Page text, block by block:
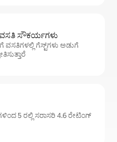
ವಸತಿ ಸೌಕರ್ಯಗಳು
ಗೆಸ್ಟ್‌ಗಳು ಅಡುಗೆ
5 ರಲ್ಲಿ ಸರಾಸರಿ 4.6 ರೇಟಿಂಗ್